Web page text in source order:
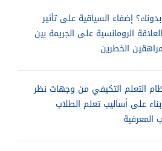
إضفاء السياقية على تأثير
الرومانسية على الجريمة بين
الخطرين.
التعلم التكيفي من وجهات نظر
على أساليب تعلم الطلاب
المعرفية